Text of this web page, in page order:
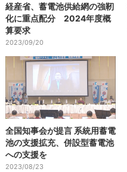
経産省、蓄電池供給網の強靭
化に重点配分 2024年度概
算要求
2023/09/20
全国知事会が提言 系統用蓄電
池の支援拡充、併設型蓄電池
への支援を
2023/08/23